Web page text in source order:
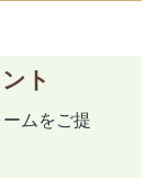
ト
ムをご提